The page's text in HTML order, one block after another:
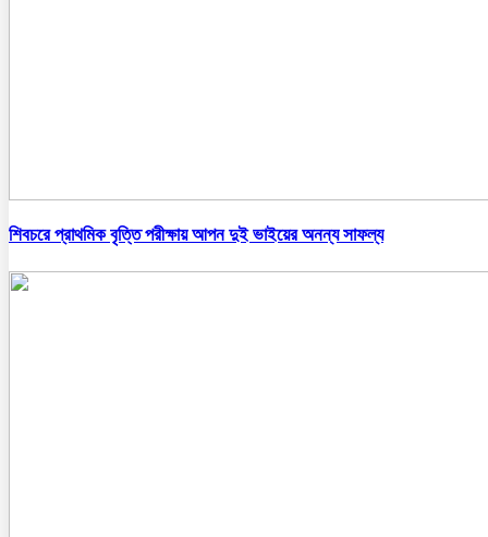
শিবচরে প্রাথমিক বৃত্তি পরীক্ষায় আপন দুই ভাইয়ের অনন্য সাফল্য